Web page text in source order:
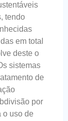
tendo
em total
deste o
sistemas
de
por
o uso de